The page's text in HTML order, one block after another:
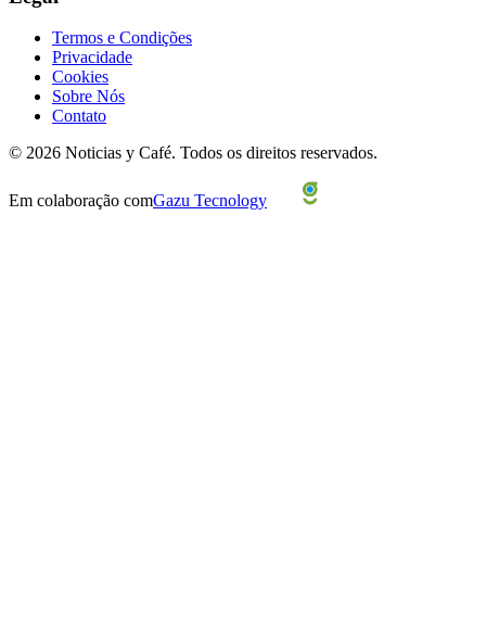
Termos e Condições
Privacidade
Cookies
Sobre Nós
Contato
© 2026 Noticias y Café. Todos os direitos reservados.
Em colaboração comGazu Tecnology